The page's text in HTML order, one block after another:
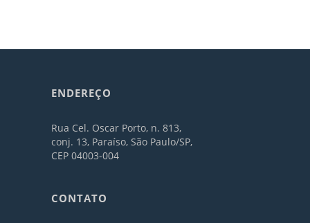
ENDEREÇO
Rua Cel. Oscar Porto, n. 813,
conj. 13, Paraíso, São Paulo/SP,
CEP 04003-004
CONTATO